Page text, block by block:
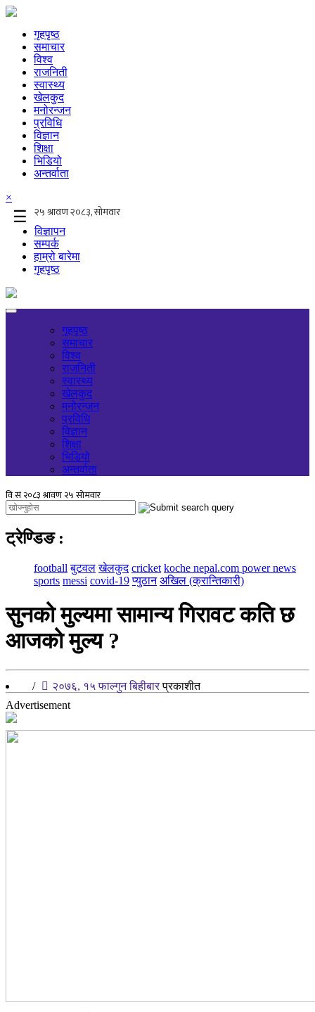
गृहपृष्ठ
समाचार
विश्व
राजनिती
स्वास्थ्य
खेलकुद
मनोरन्जन
प्रविधि
विज्ञान
शिक्षा
भिडियो
अन्तर्वाता
×
☰
विज्ञापन
सम्पर्क
हाम्रो बारेमा
गृहपृष्ठ
गृहपृष्ठ
समाचार
विश्व
राजनिती
स्वास्थ्य
खेलकुद
मनोरन्जन
प्रविधि
विज्ञान
शिक्षा
भिडियो
अन्तर्वाता
ट्रेण्डिङ :
football बुटवल खेलकुद cricket koche nepal.com power news
sports messi covid-19 प्युठान अखिल (क्रान्तिकारी)
सुनको मुल्यमा सामान्य गिरावट कति छ
आजको मुल्य ?
/ २०७६, १५ फाल्गुन बिहीबारप्रकाशीत
Advertisement